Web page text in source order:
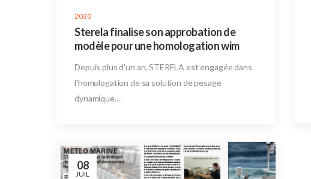
2020
Sterela finalise son approbation de
modèle pour une homologation wim
Depuis plus d'un an, STERELA est engagée dans
l'homologation de sa solution de pesage
dynamique…
08
JUIL